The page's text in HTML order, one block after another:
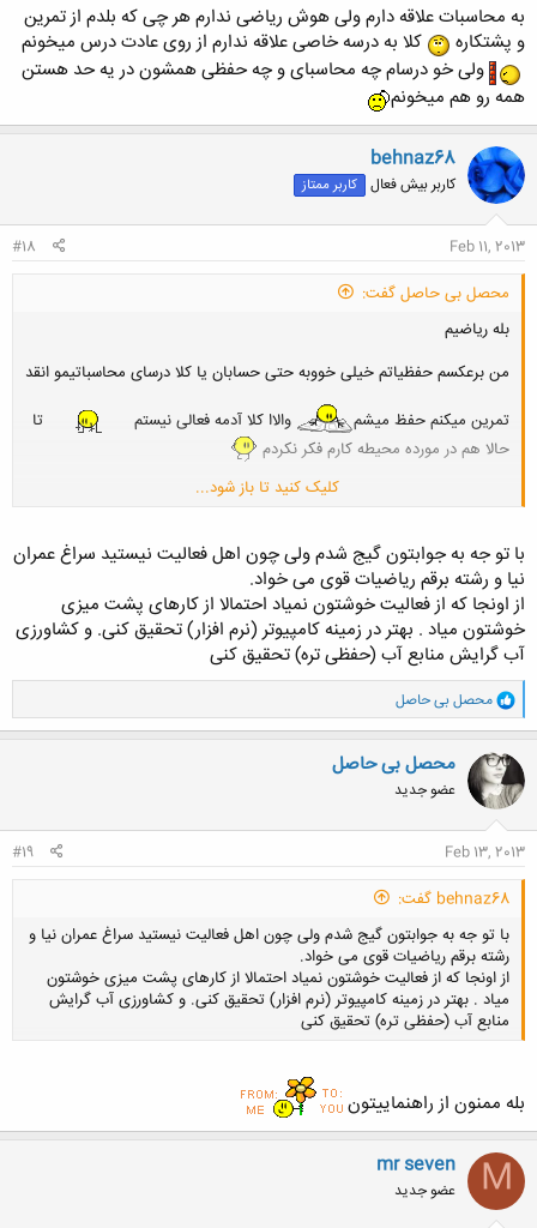
به محاسبات علاقه دارم ولی هوش ریاضی ندارم هر چی که بلدم از تمرین
و پشتکاره
کلا به درسه خاصی علاقه ندارم از روی عادت درس میخونم
ولی خو درسام چه محاسبای و چه حفظی همشون در یه حد هستن
همه رو هم میخونم
behnaz68
کاربر بیش فعال کاربر ممتاز
Feb 11, 2013
#18
محصل بی حاصل گفت:
بله ریاضیم
من برعکسم حفظیاتم خیلی خووبه حتی حسابان یا کلا درسای محاسباتیمو انقد
تمرین میکنم حفظ میشم
والاا کلا آدمه فعالی نیستم
تا
حالا هم در مورده محیطه کارم فکر نکردم
به محاسبات علاقه دارم ولی هوش ریاضی ندارم هر چی که بلدم از تمرین و
خو درسام چه محاسبای و چه حفظی همشون در یه حد هستن همه رو هم
میخونم
کلیک کنید تا باز شود...
با تو جه به جوابتون گیج شدم ولی چون اهل فعالیت نیستید سراغ عمران
نیا و رشته برقم ریاضیات قوی می خواد.
از اونجا که از فعالیت خوشتون نمیاد احتمالا از کارهای پشت میزی
خوشتون میاد . بهتر در زمینه کامپیوتر (نرم افزار) تحقیق کنی. و کشاورزی
آب گرایش منابع آب (حفظی تره) تحقیق کنی
و
ا
ک
ن
ش
ه
ا
محصل بی حاصل
محصل بی حاصل
عضو جدید
Feb 13, 2013
#19
behnaz68 گفت:
با تو جه به جوابتون گیج شدم ولی چون اهل فعالیت نیستید سراغ عمران نیا و
رشته برقم ریاضیات قوی می خواد.
از اونجا که از فعالیت خوشتون نمیاد احتمالا از کارهای پشت میزی خوشتون
میاد . بهتر در زمینه کامپیوتر (نرم افزار) تحقیق کنی. و کشاورزی آب گرایش
منابع آب (حفظی تره) تحقیق کنی
کلیک کنید تا باز شود... بله ممنون از راهنماییتون
M
mr seven
عضو جدید